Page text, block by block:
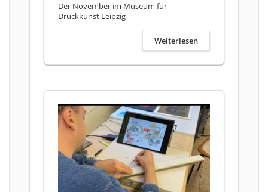
Der November im Museum für
Druckkunst Leipzig
Weiterlesen